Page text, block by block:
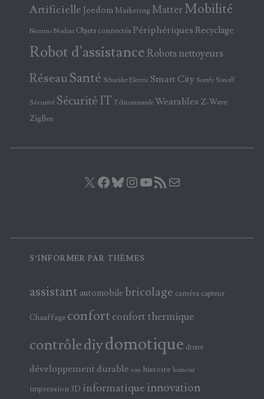
Artificielle Jeedom Marketing Matter Mobilité
Netatmo Nodon Objets connectés PériphériquesRecyclage
Robot d'assistance Robots nettoyeurs
RéseauSanté Schneider Electric Smart City Somfy Sonoff
Sécurité Sécurité IT Télécommande Wearables Z-Wave
ZigBee
X Facebook
Bluesky
Instagram
YouTube
Flux RSS
S’INFORMER PAR THÈMES
assistant automobile bricolage caméra capteur
Chauffage confort confort thermique
contrôlediydomotique drone
développement durable eau histoire humour
impression 3D informatique innovation